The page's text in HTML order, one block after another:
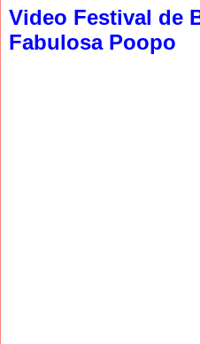
Video Festival de
Fabulosa Poopo